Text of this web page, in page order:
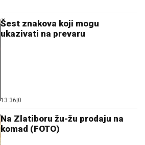
Šest znakova koji mogu
ukazivati na prevaru
13:36|0
Na Zlatiboru žu-žu prodaju na
komad (FOTO)